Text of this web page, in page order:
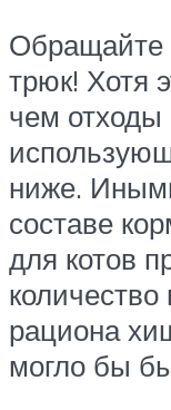
Обращайте
трюк! Хотя
чем отходы
ниже.
составе
для котов
количество
рациона
могло бы